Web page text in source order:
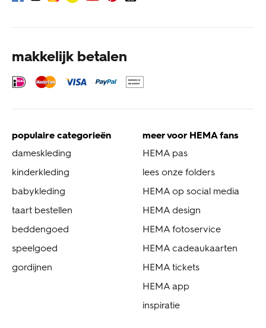
makkelijk betalen
populaire categorieën
dameskleding
kinderkleding
babykleding
taart bestellen
beddengoed
speelgoed
gordijnen
meer voor HEMA fans
HEMA pas
lees onze folders
HEMA op social media
HEMA design
HEMA fotoservice
HEMA cadeaukaarten
HEMA tickets
HEMA app
inspiratie